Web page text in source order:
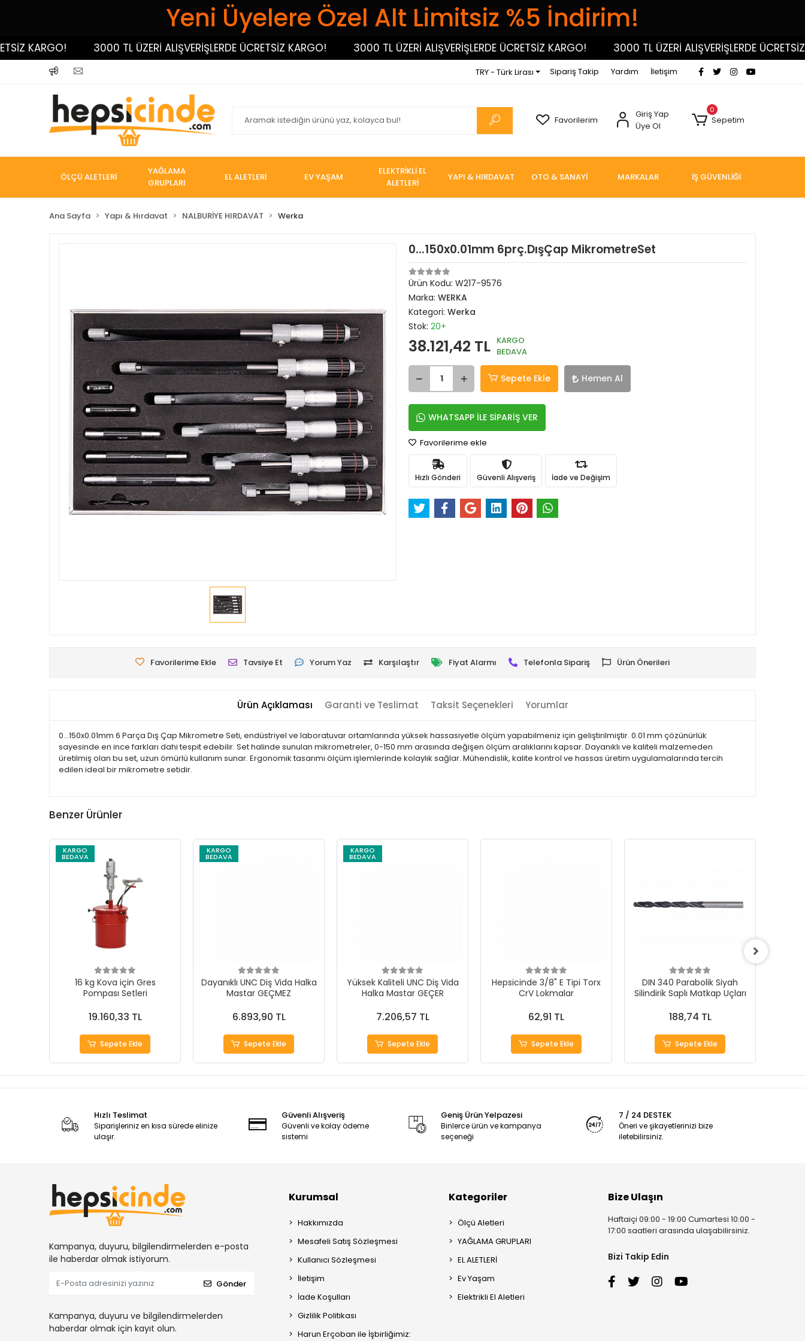
Yeni Üyelere Özel Alt Limitsiz %5 İndirim!
KARGO! 3000 TL ÜZERİ ALIŞVERİŞLERDE ÜCRETSİZ KARGO! 3000 TL ÜZERİ ALIŞVERİŞLERDE ÜCRETSİZ KARGO! 3000 TL ÜZERİ ALIŞVERİŞLERDE ÜCRETSİZ
TRY - Türk Lirası Sipariş Takip Yardım İletişim
Favorilerim
Giriş Yap
Üye Ol
0
Sepetim
ÖLÇÜ ALETLERİ
YAĞLAMA
GRUPLARI
EL ALETLERİ EV YAŞAM
ELEKTRİKLİ EL
ALETLERİ
YAPI & HIRDAVAT OTO & SANAYİ MARKALAR İŞ GÜVENLİĞİ
Ana Sayfa Yapı & Hırdavat NALBURİYE HIRDAVAT Werka
0...150x0.01mm 6prç.DışÇap MikrometreSet
Ürün Kodu: W217-9576
Marka: WERKA
Kategori: Werka
Stok: 20+
38.121,42 TL KARGO
BEDAVA
Sepete Ekle Hemen Al
WHATSAPP İLE SİPARİŞ VER
Favorilerime ekle
Hızlı Gönderi Güvenli Alışveriş İade ve Değişim
Favorilerime Ekle Tavsiye Et Yorum Yaz Karşılaştır Fiyat Alarmı Telefonla Sipariş Ürün Önerileri
Ürün Açıklaması Garanti ve Teslimat Taksit Seçenekleri Yorumlar
0...150x0.01mm 6 Parça Dış Çap Mikrometre Seti, endüstriyel ve laboratuvar ortamlarında yüksek hassasiyetle ölçüm yapabilmeniz için geliştirilmiştir. 0.01 mm çözünürlük
sayesinde en ince farkları dahi tespit edebilir. Set halinde sunulan mikrometreler, 0-150 mm arasında değişen ölçüm aralıklarını kapsar. Dayanıklı ve kaliteli malzemeden
üretilmiş olan bu set, uzun ömürlü kullanım sunar. Ergonomik tasarımı ölçüm işlemlerinde kolaylık sağlar. Mühendislik, kalite kontrol ve hassas üretim uygulamalarında tercih
edilen ideal bir mikrometre setidir.
Benzer Ürünler
KARGO
BEDAVA
16 kg Kova için Gres
Pompası Setleri
19.160,33 TL
Sepete Ekle
KARGO
BEDAVA
Dayanıklı UNC Diş Vida Halka
Mastar GEÇMEZ
6.893,90 TL
Sepete Ekle
KARGO
BEDAVA
Yüksek Kaliteli UNC Diş Vida
Halka Mastar GEÇER
7.206,57 TL
Sepete Ekle
Hepsicinde 3/8" E Tipi Torx
CrV Lokmalar
62,91 TL
Sepete Ekle
DIN 340 Parabolik Siyah
Silindirik Saplı Matkap Uçları
188,74 TL
Sepete Ekle
Hızlı Teslimat
Siparişleriniz en kısa sürede elinize
ulaşır.
Güvenli Alışveriş
Güvenli ve kolay ödeme
sistemi
Geniş Ürün Yelpazesi
Binlerce ürün ve kampanya
seçeneği
7 / 24 DESTEK
Öneri ve şikayetlerinizi bize
iletebilirsiniz.
Kampanya, duyuru, bilgilendirmelerden e-posta
ile haberdar olmak istiyorum.
Gönder
Kampanya, duyuru ve bilgilendirmelerden
haberdar olmak için kayıt olun.
Kurumsal
Hakkımızda
Mesafeli Satış Sözleşmesi
Kullanıcı Sözleşmesi
İletişim
İade Koşulları
Gizlilik Politikası
Harun Erçoban ile İşbirliğimiz:
Kategoriler
Ölçü Aletleri
YAĞLAMA GRUPLARI
EL ALETLERİ
Ev Yaşam
Elektrikli El Aletleri
Bize Ulaşın
Haftaiçi 09:00 - 19:00 Cumartesi 10:00 -
17:00 saatleri arasında ulaşabilirsiniz.
Bizi Takip Edin